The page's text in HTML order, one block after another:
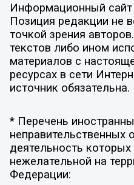
Информационный
Позиция редакции не
точкой зрения
текстов либо ином
материалов с
ресурсах в сети
источник обязательна.
* Перечень
неправительственных
деятельность которых
нежелательной на
Федерации: